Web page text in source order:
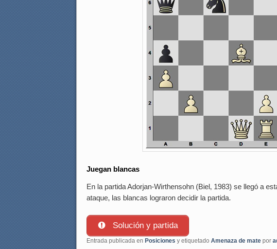
Juegan blancas
En la partida Adorjan-Wirthensohn (Biel, 1983) se llegó a
ataque, las blancas lograron decidir la partida.
Solución y partida
Entrada publicada en Posiciones y etiquetado Amenaza de mate por